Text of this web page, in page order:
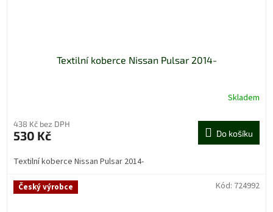
Textilní koberce Nissan Pulsar 2014-
Skladem
438 Kč bez DPH
530 Kč Do košíku
Textilní koberce Nissan Pulsar 2014-
Český výrobce Kód: 724992